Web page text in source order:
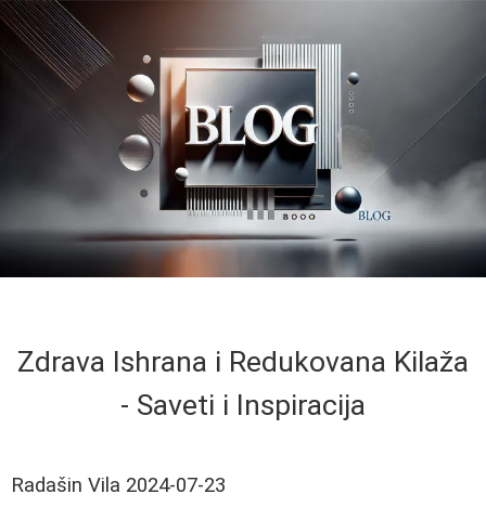
Zdrava Ishrana i Redukovana Kilaža
- Saveti i Inspiracija
Radašin Vila 2024-07-23